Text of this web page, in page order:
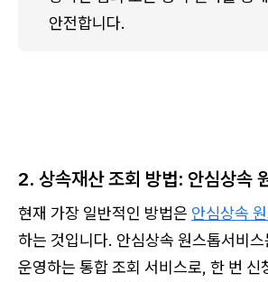
안전합니다.
2. 상속재산 조회 방법: 안심상속
현재 가장 일반적인 방법은 안심상속
하는 것입니다. 안심상속 원스톱서비
운영하는 통합 조회 서비스로, 한 번 신